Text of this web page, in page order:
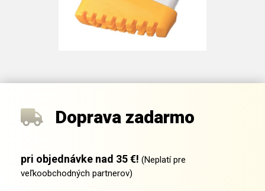
Doprava zadarmo
pri objednávke nad 35 €! (Neplatí pre
veľkoobchodných partnerov)